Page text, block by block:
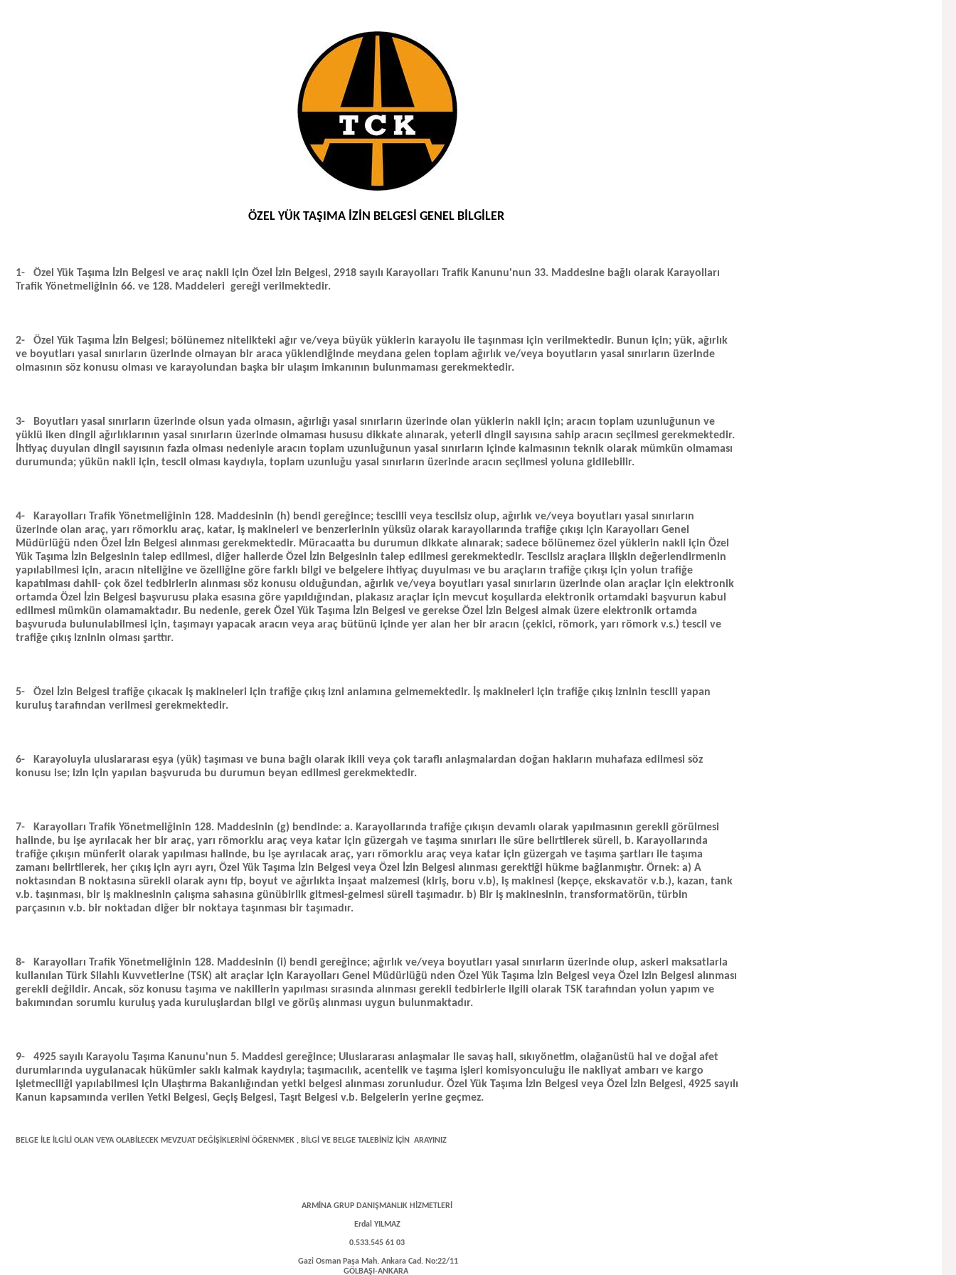
ÖZEL YÜK TAŞIMA İZİN BELGESİ GENEL BİLGİLER
1- Özel Yük Taşıma İzin Belgesi ve araç nakli için Özel İzin Belgesi, 2918 sayılı Karayolları Trafik Kanunu'nun 33. Maddesine bağlı olarak Karayolları
Trafik Yönetmeliğinin 66. ve 128. Maddeleri gereği verilmektedir.
2- Özel Yük Taşıma İzin Belgesi; bölünemez nitelikteki ağır ve/veya büyük yüklerin karayolu ile taşınması için verilmektedir. Bunun için; yük, ağırlık
ve boyutları yasal sınırların üzerinde olmayan bir araca yüklendiğinde meydana gelen toplam ağırlık ve/veya boyutların yasal sınırların üzerinde
olmasının söz konusu olması ve karayolundan başka bir ulaşım imkanının bulunmaması gerekmektedir.
3-
Boyutları yasal sınırların üzerinde olsun yada olmasın, ağırlığı yasal sınırların üzerinde olan yüklerin nakli için; aracın toplam uzunluğunun ve
yüklü iken dingil ağırlıklarının yasal sınırların üzerinde olmaması hususu dikkate alınarak, yeterli dingil sayısına sahip aracın seçilmesi gerekmektedir.
İhtiyaç duyulan dingil sayısının fazla olması nedeniyle aracın toplam uzunluğunun yasal sınırların içinde kalmasının teknik olarak mümkün olmaması
durumunda; yükün nakli için, tescil olması kaydıyla, toplam uzunluğu yasal sınırların üzerinde aracın seçilmesi yoluna gidilebilir.
4-
Karayolları Trafik Yönetmeliğinin 128. Maddesinin (h) bendi gereğince; tescilli veya tescilsiz olup, ağırlık ve/veya boyutları yasal sınırların
üzerinde olan araç, yarı römorklu araç, katar, iş makineleri ve benzerlerinin yüksüz olarak karayollarında trafiğe çıkışı için Karayolları Genel
Müdürlüğü nden Özel İzin Belgesi alınması gerekmektedir. Müracaatta bu durumun dikkate alınarak; sadece bölünemez özel yüklerin nakli için Özel
Yük Taşıma İzin Belgesinin talep edilmesi, diğer hallerde Özel İzin Belgesinin talep edilmesi gerekmektedir. Tescilsiz araçlara ilişkin değerlendirmenin
yapılabilmesi için, aracın niteliğine ve özelliğine göre farklı bilgi ve belgelere ihtiyaç duyulması ve bu araçların trafiğe çıkışı için yolun trafiğe
kapatılması dahil- çok özel tedbirlerin alınması söz konusu olduğundan, ağırlık ve/veya boyutları yasal sınırların üzerinde olan araçlar için elektronik
ortamda Özel İzin Belgesi başvurusu plaka esasına göre yapıldığından, plakasız araçlar için mevcut koşullarda elektronik ortamdaki başvurun kabul
edilmesi mümkün olamamaktadır. Bu nedenle, gerek Özel Yük Taşıma İzin Belgesi ve gerekse Özel İzin Belgesi almak üzere elektronik ortamda
başvuruda bulunulabilmesi için, taşımayı yapacak aracın veya araç bütünü içinde yer alan her bir aracın (çekici, römork, yarı römork v.s.) tescil ve
trafiğe çıkış izninin olması şarttır.
5- Özel İzin Belgesi trafiğe çıkacak iş makineleri için trafiğe çıkış izni anlamına gelmemektedir. İş makineleri için trafiğe çıkış izninin tescili yapan
kuruluş tarafından verilmesi gerekmektedir.
6-
Karayoluyla uluslararası eşya (yük) taşıması ve buna bağlı olarak ikili veya çok taraflı anlaşmalardan doğan hakların muhafaza edilmesi söz
konusu ise; izin için yapılan başvuruda bu durumun beyan edilmesi gerekmektedir.
7-
Karayolları Trafik Yönetmeliğinin 128. Maddesinin (g) bendinde: a. Karayollarında trafiğe çıkışın devamlı olarak yapılmasının gerekli görülmesi
halinde, bu işe ayrılacak her bir araç, yarı römorklu araç veya katar için güzergah ve taşıma sınırları ile süre belirtilerek süreli, b. Karayollarında
trafiğe çıkışın münferit olarak yapılması halinde, bu işe ayrılacak araç, yarı römorklu araç veya katar için güzergah ve taşıma şartları ile taşıma
zamanı belirtilerek, her çıkış için ayrı ayrı, Özel Yük Taşıma İzin Belgesi veya Özel İzin Belgesi alınması gerektiği hükme bağlanmıştır. Örnek: a) A
noktasından B noktasına sürekli olarak aynı tip, boyut ve ağırlıkta inşaat malzemesi (kiriş, boru v.b), iş makinesi (kepçe, ekskavatör v.b.), kazan, tank
v.b. taşınması, bir iş makinesinin çalışma sahasına günübirlik gitmesi-gelmesi süreli taşımadır. b) Bir iş makinesinin, transformatörün, türbin
parçasının v.b. bir noktadan diğer bir noktaya taşınması bir taşımadır.
8-
Karayolları Trafik Yönetmeliğinin 128. Maddesinin (i) bendi gereğince; ağırlık ve/veya boyutları yasal sınırların üzerinde olup, askeri maksatlarla
kullanılan Türk Silahlı Kuvvetlerine (TSK) ait araçlar için Karayolları Genel Müdürlüğü nden Özel Yük Taşıma İzin Belgesi veya Özel izin Belgesi alınması
gerekli değildir. Ancak, söz konusu taşıma ve nakillerin yapılması sırasında alınması gerekli tedbirlerle ilgili olarak TSK tarafından yolun yapım ve
bakımından sorumlu kuruluş yada kuruluşlardan bilgi ve görüş alınması uygun bulunmaktadır.
9- 4925 sayılı Karayolu Taşıma Kanunu'nun 5. Maddesi gereğince; Uluslararası anlaşmalar ile savaş hali, sıkıyönetim, olağanüstü hal ve doğal afet
durumlarında uygulanacak hükümler saklı kalmak kaydıyla; taşımacılık, acentelik ve taşıma işleri komisyonculuğu ile nakliyat ambarı ve kargo
işletmeciliği yapılabilmesi için Ulaştırma Bakanlığından yetki belgesi alınması zorunludur. Özel Yük Taşıma İzin Belgesi veya Özel İzin Belgesi, 4925 sayılı
Kanun kapsamında verilen Yetki Belgesi, Geçiş Belgesi, Taşıt Belgesi v.b. Belgelerin yerine geçmez.
BELGE İLE İLGİLİ OLAN VEYA OLABİLECEK MEVZUAT DEĞİŞİKLERİNİ ÖĞRENMEK , BİLGİ VE BELGE TALEBİNİZ İÇİN ARAYINIZ
ARMİNA GRUP DANIŞMANLIK HİZMETLERİ
Erdal YILMAZ
0.533.545 61 03
Gazi Osman Paşa Mah. Ankara Cad. No:22/11
GÖLBAŞI-ANKARA